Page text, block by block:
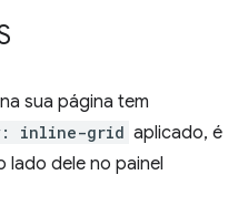
sua página tem
inline-grid aplicado, é
lado dele no painel